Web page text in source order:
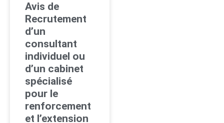
Avis de
Recrutement
d’un
consultant
individuel ou
d’un cabinet
spécialisé
pour le
renforcement
et l’extension